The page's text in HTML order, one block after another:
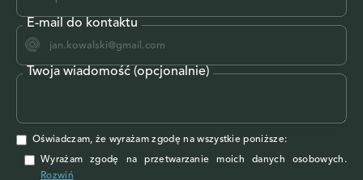
E-mail do kontaktu
Twoja wiadomość (opcjonalnie)
Oświadczam, że wyrażam zgodę na wszystkie poniższe:
Wyrażam zgodę na przetwarzanie moich danych osobowych .
Rozwiń